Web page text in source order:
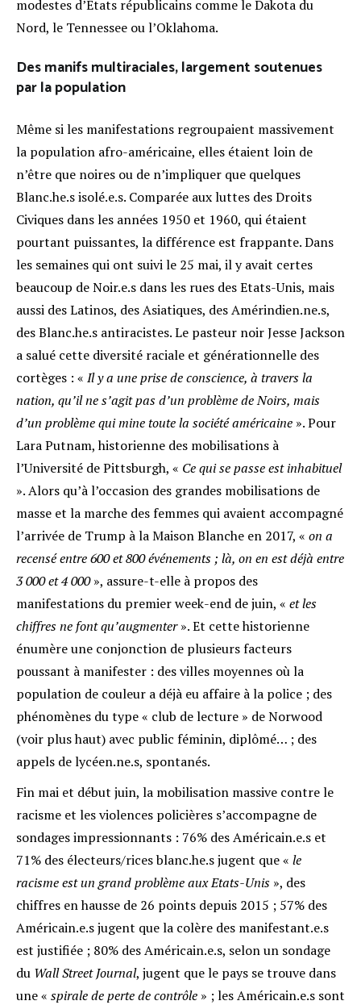
modestes d’États républicains comme le Dakota du
Nord, le Tennessee ou l’Oklahoma.
Des manifs multiraciales, largement soutenues
par la population
Même si les manifestations regroupaient massivement
la population afro-américaine, elles étaient loin de
n’être que noires ou de n’impliquer que quelques
Blanc.he.s isolé.e.s. Comparée aux luttes des Droits
Civiques dans les années 1950 et 1960, qui étaient
pourtant puissantes, la différence est frappante. Dans
les semaines qui ont suivi le 25 mai, il y avait certes
beaucoup de Noir.e.s dans les rues des Etats-Unis, mais
aussi des Latinos, des Asiatiques, des Amérindien.ne.s,
des Blanc.he.s antiracistes. Le pasteur noir Jesse Jackson
a salué cette diversité raciale et générationnelle des
cortèges : « Il y a une prise de conscience, à travers la
nation, qu’il ne s’agit pas d’un problème de Noirs, mais
d’un problème qui mine toute la société américaine ».Pour
Lara Putnam, historienne des mobilisations à
l’Université de Pittsburgh, « Ce qui se passe est inhabituel
». Alors qu’à l’occasion des grandes mobilisations de
masse et la marche des femmes qui avaient accompagné
l’arrivée de Trump à la Maison Blanche en 2017, « on a
recensé entre 600 et 800 événements ; là, on en est déjà entre
3 000 et 4 000», assure-t-elle à propos des
manifestations du premier week-end de juin, « et les
chiffres ne font qu’augmenter». Et cette historienne
énumère une conjonction de plusieurs facteurs
poussant à manifester : des villes moyennes où la
population de couleur a déjà eu affaire à la police ; des
phénomènes du type « club de lecture » de Norwood
(voir plus haut) avec public féminin, diplômé… ; des
appels de lycéen.ne.s, spontanés.
Fin mai et début juin, la mobilisation massive contre le
racisme et les violences policières s’accompagne de
sondages impressionnants : 76% des Américain.e.s et
71% des électeurs/rices blanc.he.s jugent que « le
racisme est un grand problème aux Etats-Unis », des
chiffres en hausse de 26 points depuis 2015 ; 57% des
Américain.e.s jugent que la colère des manifestant.e.s
est justifiée ; 80% des Américain.e.s, selon un sondage
du Wall Street Journal, jugent que le pays se trouve dans
une « spirale de perte de contrôle » ; les Américain.e.s sont